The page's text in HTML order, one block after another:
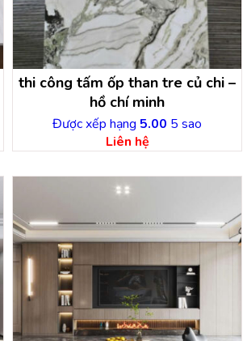
thi công tấm ốp than tre củ chi –
hồ chí minh
Được xếp hạng 5.00 5 sao
Liên hệ